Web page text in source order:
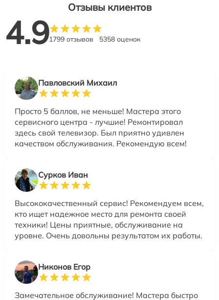
Отзывы клиентов
4.91799 отзывов 5358 оценок
Павловский Михаил
Просто 5 баллов, не меньше! Мастера этого
сервисного центра - лучшие! Ремонтировал
здесь свой телевизор. Был приятно удивлен
качеством обслуживания. Рекомендую всем!
Сурков Иван
Высококачественный сервис! Рекомендуем всем,
кто ищет надежное место для ремонта своей
техники! Цены приятные, обслуживание на
уровне. Очень довольны результатом их работы.
Никонов Егор
Замечательное обслуживание! Мастера быстро